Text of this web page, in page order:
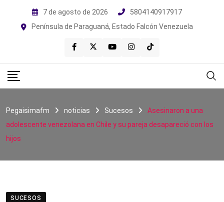
7 de agosto de 2026
5804140917917
Península de Paraguaná, Estado Falcón Venezuela
Pegaisimafm noticias Sucesos
Asesinaron a una
adolescente venezolana en Chile y su pareja desapareció con los
hijos
SUCESOS